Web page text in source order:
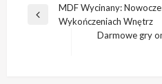
Nawigacja
wpisu
Poprzedni
MDF Wycinany:
Wykończeniach Wnętrz
Darmowe gry